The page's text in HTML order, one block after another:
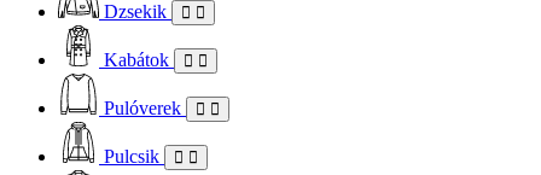
Dzsekik
Kabátok
Pulóverek
Pulcsik